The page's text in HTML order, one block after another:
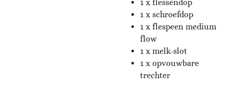
1 x flessendop
1 x schroefdop
1 x flespeen medium
flow
1 x melk-slot
1 x opvouwbare
trechter